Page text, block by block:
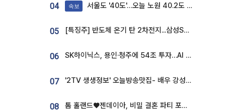
04 속보 서울도 '40도'…오늘 노원 40.2도 기록
05 [특징주] 반도체 온기 탄 2차전지...삼성SDI, 장 초반 7% 넘게 껑충
06 SK하이닉스, 용인·청주에 54조 투자…AI 메모리 생산기지 키운다
07 '2TV 생생정보' 오늘방송맛집- 배우 강성진 단골! 쌀국수ㆍ푸팟퐁 커리 맛집 '블○○○'
08 톰 홀랜드♥젠데이아, 비밀 결혼 파티 포착⋯호텔 대관비만 9억